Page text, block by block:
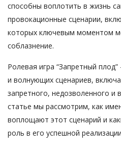
способны воплотить в жизнь
провокационные сценарии,
которых ключевым моментом
соблазнение.
Ролевая игра “Запретный
и волнующих сценариев,
запретного, недозволенного
статье мы рассмотрим, как
воплощают этот сценарий и
роль в его успешной